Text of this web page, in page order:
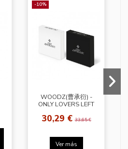
-10%
WOODZ(曹承衍) -
ONLY LOVERS LEFT
30,29 €33,65 €
Ver más